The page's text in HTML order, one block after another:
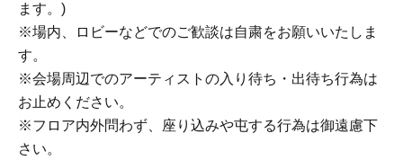
ます。)
※場内、ロビーなどでのご歓談は自粛をお願いいたしま
す。
※会場周辺でのアーティストの入り待ち・出待ち行為は
お止めください。
※フロア内外問わず、座り込みや屯する行為は御遠慮下
さい。